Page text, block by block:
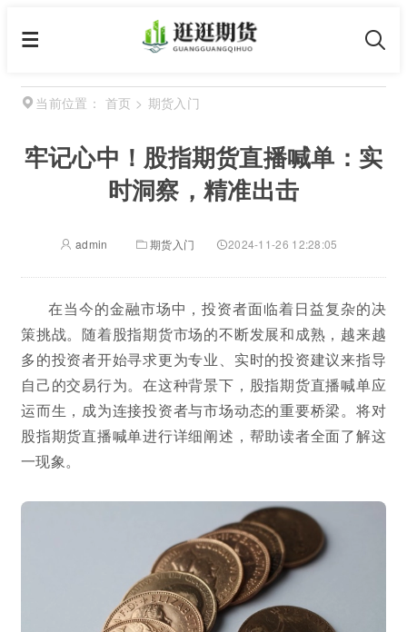
当前位置： 首页 > 期货入门
牢记心中！股指期货直播喊单：实
时洞察，精准出击
admin 期货入门 2024-11-26 12:28:05
在当今的金融市场中，投资者面临着日益复杂的决
策挑战。随着股指期货市场的不断发展和成熟，越来越
多的投资者开始寻求更为专业、实时的投资建议来指导
自己的交易行为。在这种背景下，股指期货直播喊单应
运而生，成为连接投资者与市场动态的重要桥梁。将对
股指期货直播喊单进行详细阐述，帮助读者全面了解这
一现象。